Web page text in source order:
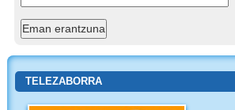
TELEZABORRA